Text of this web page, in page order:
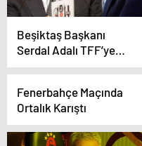
Beşiktaş Başkanı
Serdal Adalı TFF’ye
resmen savaş açtı:
Galatasaray’ın
oyuncağı
Fenerbahçe Maçında
Ortalık Karıştı